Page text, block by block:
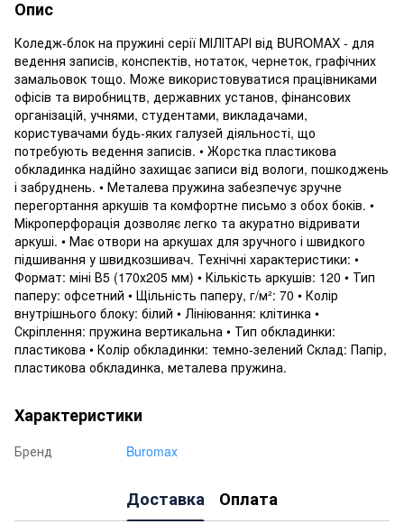
Опис
Коледж-блок на пружині серії МІЛІТАРІ від BUROMAX - для
ведення записів, конспектів, нотаток, чернеток, графічних
замальовок тощо. Може використовуватися працівниками
офісів та виробництв, державних установ, фінансових
організацій, учнями, студентами, викладачами,
користувачами будь-яких галузей діяльності, що
потребують ведення записів. • Жорстка пластикова
обкладинка надійно захищає записи від вологи, пошкоджень
і забруднень. • Металева пружина забезпечує зручне
перегортання аркушів та комфортне письмо з обох боків. •
Мікроперфорація дозволяє легко та акуратно відривати
аркуші. • Має отвори на аркушах для зручного і швидкого
підшивання у швидкозшивач. Технічні характеристики: •
Формат: міні В5 (170х205 мм) • Кількість аркушів: 120 • Тип
паперу: офсетний • Щільність паперу, г/м²: 70 • Колір
внутрішнього блоку: білий • Лініювання: клітинка •
Скріплення: пружина вертикальна • Тип обкладинки:
пластикова • Колір обкладинки: темно-зелений Склад: Папір,
пластикова обкладинка, металева пружина.
Характеристики
Бренд Buromax
Доставка Оплата